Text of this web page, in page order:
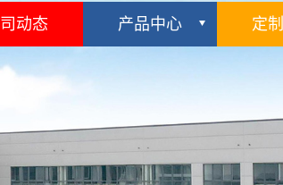
动态 产品中心 定